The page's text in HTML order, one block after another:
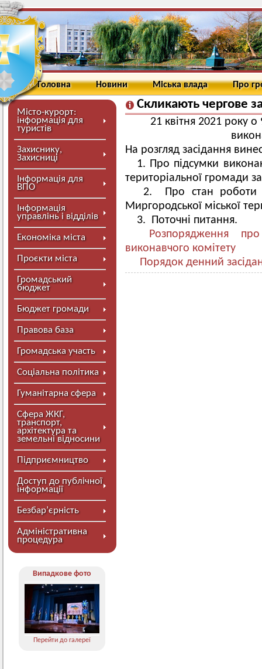
Головна Новини Міська влада Про
Місто-курорт:
інформація для
туристів
Захиснику,
Захисниці
Інформація для
ВПО
Інформація
управлінь і відділів
Економіка міста
Проєкти міста
Громадський
бюджет
Бюджет громади
Правова база
Громадська участь
Соціальна політика
Гуманітарна сфера
Сфера ЖКГ,
транспорт,
архітектура та
земельні відносини
Підприємництво
Доступ до публічної
інформації
Безбар’єрність
Адміністративна
процедура
Випадкове фото
Перейти до галереї
Скликають чергове
21 квітня 2021 року о
На розгляд засідання
1. Про підсумки
територіальної громади
2. Про стан роботи
Миргородської міської
3. Поточні питання.
Розпорядження про
виконавчого комітету
Порядок денний